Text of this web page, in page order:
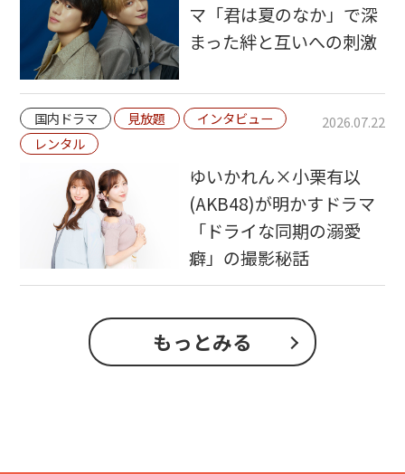
マ「君は夏のなか」で深
まった絆と互いへの刺激
国内ドラマ 見放題
インタビュー
レンタル
2026.07.22
ゆいかれん×小栗有以
(AKB48)が明かすドラマ
「ドライな同期の溺愛
癖」の撮影秘話
もっとみる